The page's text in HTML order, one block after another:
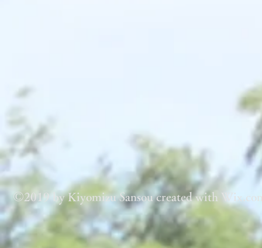
©2019 by Kiyomizu Sansou created with